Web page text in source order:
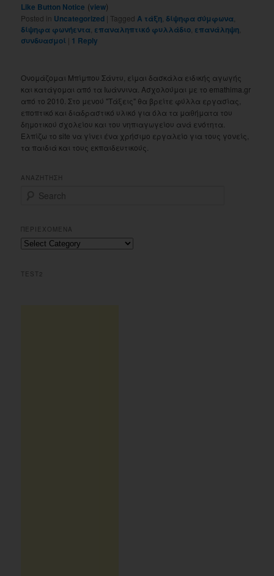
Like Button Notice (view)
Posted in Uncategorized | Tagged Α τάξη ,δίψηφα σύμφωνα
δίψηφα φωνήεντα επαναληπτικό φυλλάδιο επανάληψη
συνδυασμοί | 1 Reply
Ονομάζομαι Μπίμπου Σάντυ, είμαι δασκάλα ειδικής αγωγής
και κατάγομαι από τα Ιωάννινα. Ασχολούμαι με το emathima.gr
από το 2010. Στο μενού "Τάξεις" θα βρείτε φύλλα εργασίας,
εποπτικό και διαδραστικό υλικό για όλα τα μαθήματα του
δημοτικού σχολείου και του νηπιαγωγείου ανά ενότητα.
Ελπίζω το site να γίνει ένα χρήσιμο εργαλείο για τους γονείς,
τα παιδιά και τους εκπαιδευτικούς.
ΑΝΑΖΗΤΗΣΗ
r
c
h
ΠΕΡΙΕΧΟΜΕΝΑ
Περιεχομενα
TEST2